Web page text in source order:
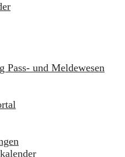
Pass- und Meldewesen